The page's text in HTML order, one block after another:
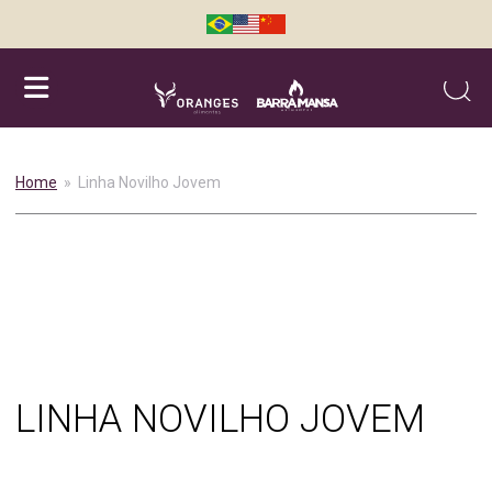
Home » Linha Novilho Jovem
LINHA NOVILHO JOVEM